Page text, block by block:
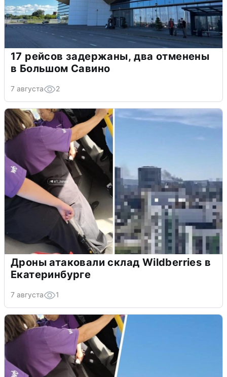
17 рейсов задержаны, два отменены
в Большом Савино
7 августа 2
Дроны атаковали склад Wildberries в
Екатеринбурге
7 августа 1